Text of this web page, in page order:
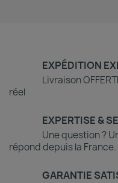
EXPÉDITION
Livraison
réel
EXPERTISE &
Une question ?
répond depuis la France.
GARANTIE